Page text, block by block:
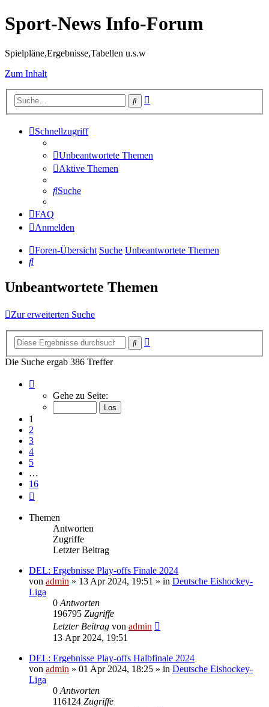
Sport-News Info-Forum
Spielpläne,Ergebnisse,Tabellen u.s.w
Zum Inhalt
Suche
Schnellzugriff
Unbeantwortete Themen
Aktive Themen
Suche
FAQ
Anmelden
Foren-Übersicht Suche Unbeantwortete Themen
Suche
Unbeantwortete Themen
Zur erweiterten Suche
Suche
Die Suche ergab 386 Treffer
von
Gehe zu Seite:
1
2
3
4
5
…
16
Themen
Antworten
Zugriffe
Letzter Beitrag
DEL: Ergebnisse Play-offs Finale 2024
von admin » 13 Apr 2024, 19:51 » in Deutsche Eishockey-
Liga
0 Antworten
196795 Zugriffe
Letzter Beitrag von admin
13 Apr 2024, 19:51
DEL: Ergebnisse Play-offs Halbfinale 2024
von admin » 01 Apr 2024, 18:25 » in Deutsche Eishockey-
Liga
0 Antworten
116124 Zugriffe